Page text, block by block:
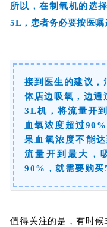
所以，在制氧机的选
5L，患者务必要按医嘱
接到医生的建议，
体店边吸氧，边通
3L机，将流量开
血氧浓度超过
果血氧浓度不能
流量开到最大，
90%，就需要购买
值得关注的是，有时